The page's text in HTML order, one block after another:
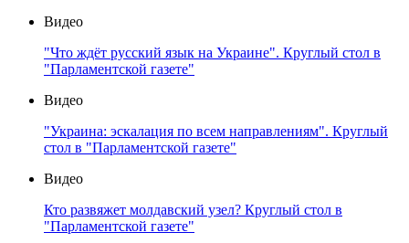
Видео
"Что ждёт русский язык на Украине". Круглый стол в
"Парламентской газете"
Видео
"Украина: эскалация по всем направлениям". Круглый
стол в "Парламентской газете"
Видео
Кто развяжет молдавский узел? Круглый стол в
"Парламентской газете"